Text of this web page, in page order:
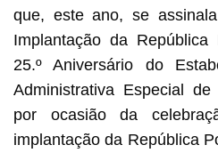
que, este ano, se
Implantação da
25.º Aniversário do
Administrativa Especial
por ocasião da
implantação da República